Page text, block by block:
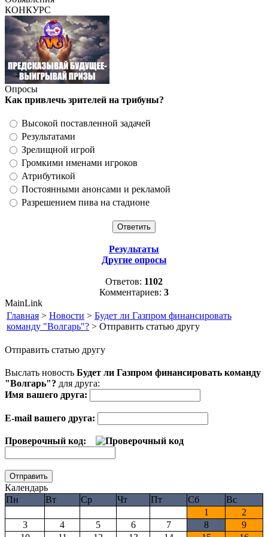
КОНКУРС
Опросы
Как привлечь зрителей на трибуны?
Высокой поставленной задачей
Результатами
Зрелищной игрой
Громкими именами игроков
Атрибутикой
Постоянными анонсами и рекламой
Разрешением пива на стадионе
Результаты
Другие опросы
Ответов: 1102
Комментариев: 3
MainLink
Главная > Новости > Будет ли Газпром финансировать
команду "Волгарь"? > Отправить статью другу
Отправить статью другу
Выслать новость Будет ли Газпром финансировать команду
"Волгарь"? для друга:
Имя вашего друга:
E-mail вашего друга:
Проверочный код:
Календарь
Пн
Вт Ср Чт Пт Сб
Вс
1
2
3
4 5 6 7 8
9